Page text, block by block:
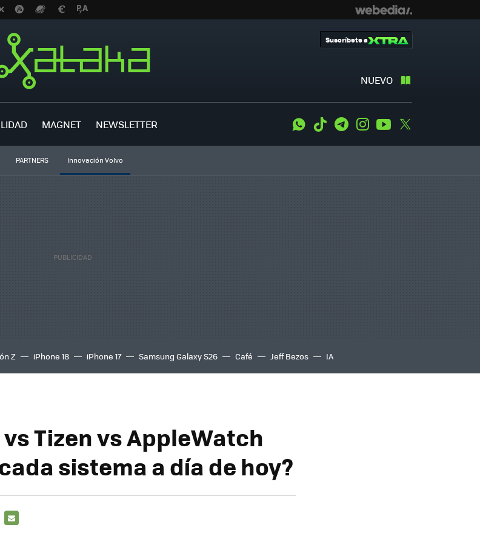
NUEVO
Suscríbete a
MAGNET NEWSLETTER WhatsApp
Tiktok TelegramInstagramYoutube
PARTNERS Innovación Volvo
Z iPhone 18 iPhone 17 Samsung Galaxy S26 Café Jeff Bezos IA
Tizen vs AppleWatch
sistema a día de hoy?